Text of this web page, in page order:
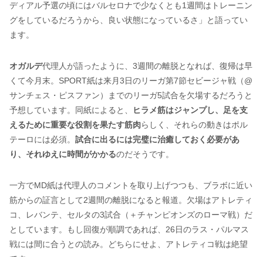
ディアル予選の頃にはバルセロナで少なくとも1週間はトレーニン
グをしているだろうから、良い状態になっているさ」と語ってい
ます。
オガルデ代理人が語ったように、3週間の離脱となれば、復帰は早
くて今月末。SPORT紙は来月3日のリーガ第7節セビージャ戦（@
サンチェス・ピスファン）までのリーガ5試合を欠場するだろうと
予想しています。同紙によると、
ヒラメ筋はジャンプし、足を支
えるために重要な役割を果たす筋肉らしく、それらの動きはポル
テーロには必須。 試合に出るには完璧に治癒しておく必要があ
り、それゆえに時間がかかるのだそうです。
一方でMD紙は代理人のコメントを取り上げつつも、ブラボに近い
筋からの証言として2週間の離脱になると報道。欠場はアトレティ
コ、レバンテ、セルタの3試合（＋チャンピオンズのローマ戦）だ
としています。もし回復が順調であれば、26日のラス・パルマス
戦には間に合うとの読み。どちらにせよ、アトレティコ戦は絶望